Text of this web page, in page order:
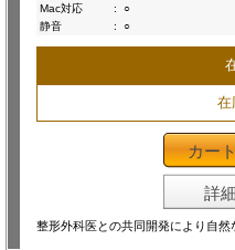
Mac対応
:
○
静音
: ○
在
カー
詳
整形外科医との共同開発により自